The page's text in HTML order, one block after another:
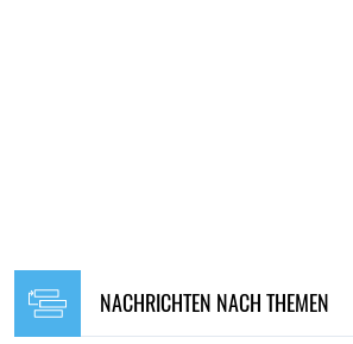
NACHRICHTEN NACH THEMEN